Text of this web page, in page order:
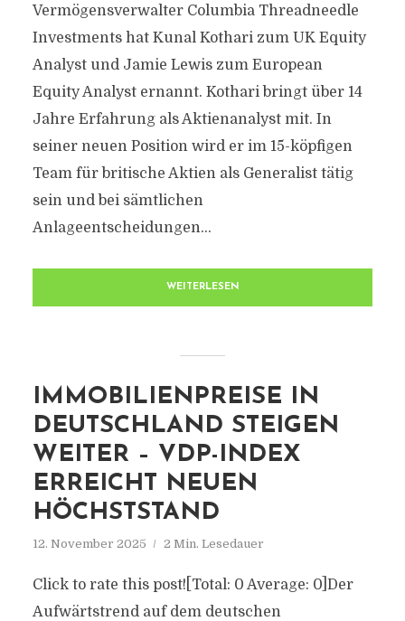
Vermögensverwalter Columbia Threadneedle
Investments hat Kunal Kothari zum UK Equity
Analyst und Jamie Lewis zum European
Equity Analyst ernannt. Kothari bringt über 14
Jahre Erfahrung als Aktienanalyst mit. In
seiner neuen Position wird er im 15-köpfigen
Team für britische Aktien als Generalist tätig
sein und bei sämtlichen
Anlageentscheidungen...
WEITERLESEN
IMMOBILIENPREISE IN
DEUTSCHLAND STEIGEN
WEITER – VDP-INDEX
ERREICHT NEUEN
HÖCHSTSTAND
12. November 2025 2 Min. Lesedauer
Click to rate this post![Total: 0 Average: 0]Der
Aufwärtstrend auf dem deutschen